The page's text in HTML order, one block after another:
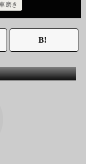
磨き